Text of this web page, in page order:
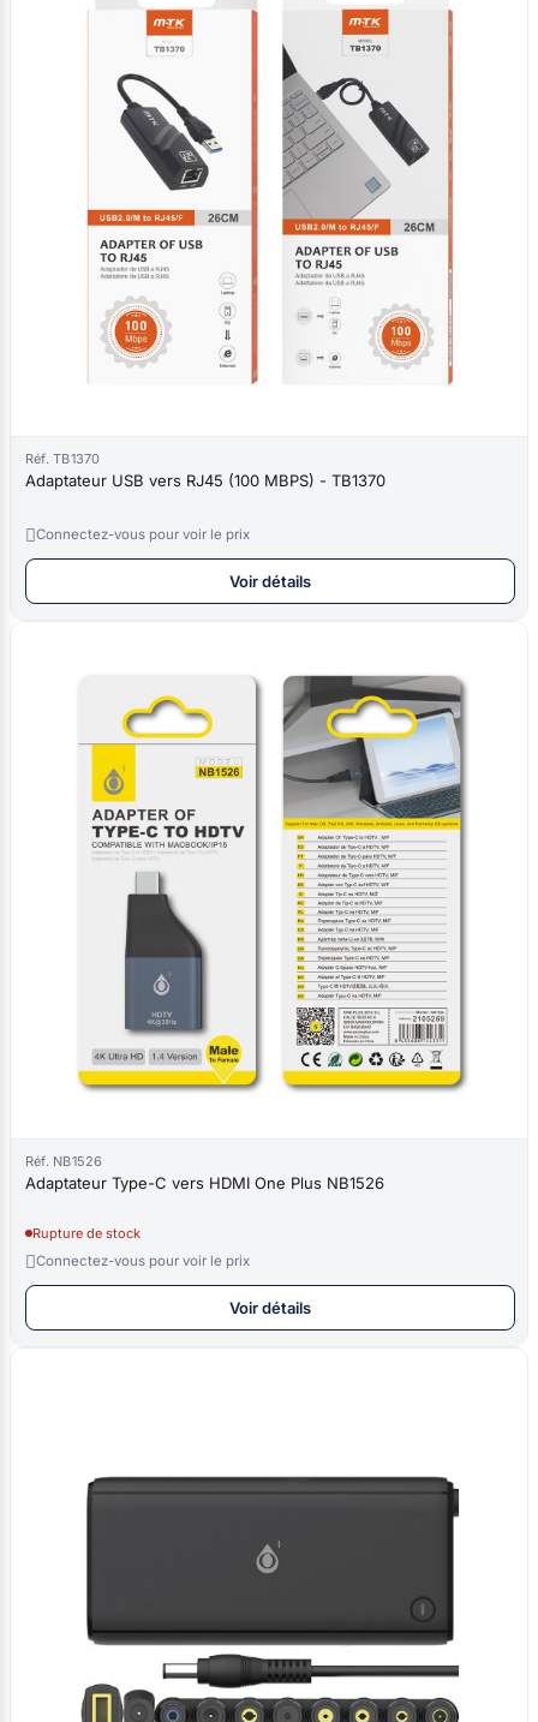
Réf. TB1370
Adaptateur USB vers RJ45 (100 MBPS) - TB1370
Connectez-vous pour voir le prix
Voir détails
Réf. NB1526
Adaptateur Type-C vers HDMI One Plus NB1526
Rupture de stock
Connectez-vous pour voir le prix
Voir détails